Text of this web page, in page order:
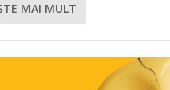
MAI MULT